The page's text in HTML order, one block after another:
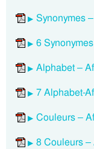
Synonymes
6
Alphabet –
7 Alphabet-
Couleurs –
8 Couleurs –